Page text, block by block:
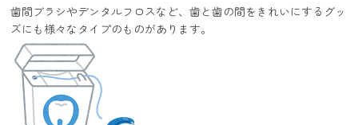
歯間ブラシやデンタルフロスなど、歯と歯の間をきれいにするグッ
ズにも様々なタイプのものがあります。